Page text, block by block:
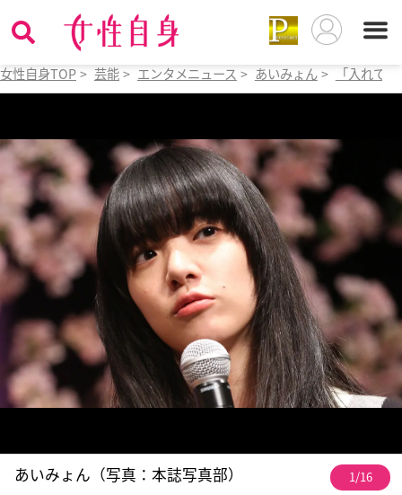
女性自身TOP > 芸能 > エンタメニュース > あいみょん > 「入れて
あいみょん（写真：本誌写真部） 1/16